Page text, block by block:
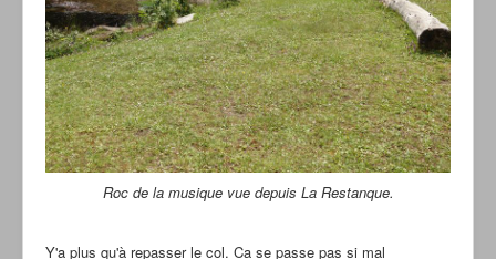
Roc de la musique vue depuis La Restanque.
Y'a plus qu'à repasser le col. Ca se passe pas si mal